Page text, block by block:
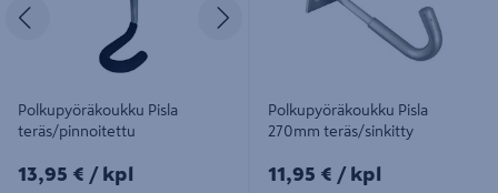
Polkupyöräkoukku Pisla
teräs/pinnoitettu
13,95€/kpl
13,95 € / kpl
Polkupyöräkoukku Pisla
270mm teräs/sinkitty
11,95€/kpl
11,95 € / kpl